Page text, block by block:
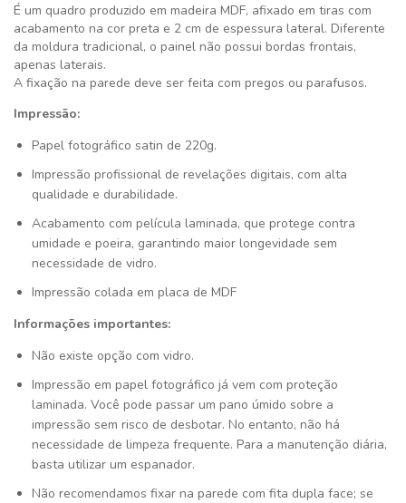
É um quadro produzido em madeira MDF, afixado em tiras com
acabamento na cor preta e 2 cm de espessura lateral. Diferente
da moldura tradicional, o painel não possui bordas frontais,
apenas laterais.
A fixação na parede deve ser feita com pregos ou parafusos.
Impressão:
Papel fotográfico satin de 220g.
Impressão profissional de revelações digitais, com alta
qualidade e durabilidade.
Acabamento com película laminada, que protege contra
umidade e poeira, garantindo maior longevidade sem
necessidade de vidro.
Impressão colada em placa de MDF
Informações importantes:
Não existe opção com vidro.
Impressão em papel fotográfico já vem com proteção
laminada. Você pode passar um pano úmido sobre a
impressão sem risco de desbotar. No entanto, não há
necessidade de limpeza frequente. Para a manutenção diária,
basta utilizar um espanador.
Não recomendamos fixar na parede com fita dupla face; se